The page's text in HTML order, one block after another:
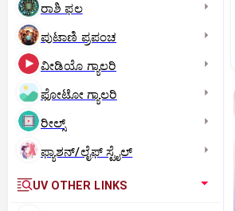
ರಾಶಿ ಫಲ
ಪುಟಾಣಿ ಪ್ರಪಂಚ
ವೀಡಿಯೊ ಗ್ಯಾಲರಿ
ಫೋಟೋ ಗ್ಯಾಲರಿ
ರೀಲ್ಸ್
ಫ್ಯಾಶನ್/ಲೈಫ್‌ ಸ್ಟೈಲ್
UV OTHER LINKS